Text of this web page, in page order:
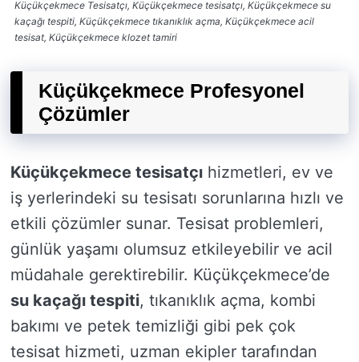
Küçükçekmece Tesisatçı, Küçükçekmece tesisatçı, Küçükçekmece su
kaçağı tespiti, Küçükçekmece tıkanıklık açma, Küçükçekmece acil
tesisat, Küçükçekmece klozet tamiri
Küçükçekmece Profesyonel
Çözümler
Küçükçekmece tesisatçı hizmetleri, ev ve
iş yerlerindeki su tesisatı sorunlarına hızlı ve
etkili çözümler sunar. Tesisat problemleri,
günlük yaşamı olumsuz etkileyebilir ve acil
müdahale gerektirebilir. Küçükçekmece’de
su kaçağı tespiti, tıkanıklık açma, kombi
bakımı ve petek temizliği gibi pek çok
tesisat hizmeti, uzman ekipler tarafından